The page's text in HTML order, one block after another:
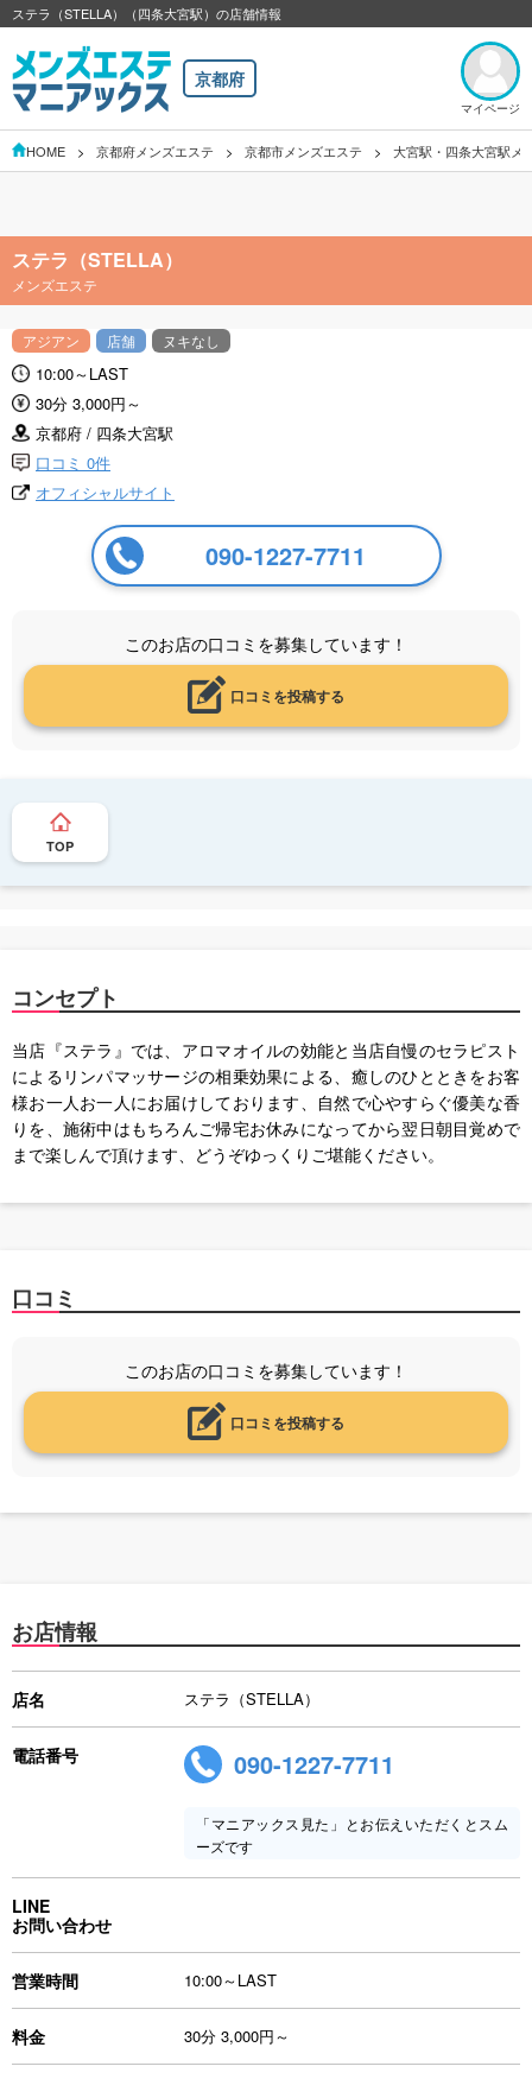
ステラ（STELLA）（四条大宮駅）の店舗情報
京都府
マイページ
HOME 京都府メンズエステ 京都市メンズエステ 大宮駅・四条大宮駅メ
ステラ（STELLA）
メンズエステ
アジアン 店舗 ヌキなし
10:00～LAST
30分 3,000円～
京都府 / 四条大宮駅
口コミ 0件
オフィシャルサイト
090-1227-7711
このお店の口コミを募集しています！
口コミを投稿する
TOP
コンセプト
当店『ステラ』では、アロマオイルの効能と当店自慢のセラピスト
によるリンパマッサージの相乗効果による、癒しのひとときをお客
様お一人お一人にお届けしております、自然で心やすらぐ優美な香
りを、施術中はもちろんご帰宅お休みになってから翌日朝目覚めで
まで楽しんで頂けます、どうぞゆっくりご堪能ください。
口コミ
このお店の口コミを募集しています！
口コミを投稿する
お店情報
店名 ステラ（STELLA）
電話番号 090-1227-7711
「マニアックス見た」とお伝えいただくとスム
ーズです
LINE
お問い合わせ
営業時間 10:00～LAST
料金 30分 3,000円～